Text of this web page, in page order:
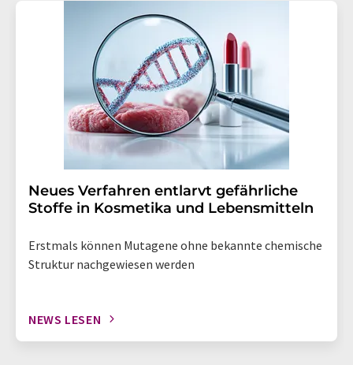
Neues Verfahren entlarvt gefährliche
Stoffe in Kosmetika und Lebensmitteln
Erstmals können Mutagene ohne bekannte chemische
Struktur nachgewiesen werden
NEWS LESEN